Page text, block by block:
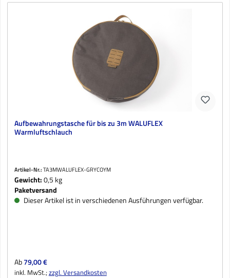
Aufbewahrungstasche für bis zu 3m WALUFLEX
Warmluftschlauch
Artikel-Nr.:TA3MWALUFLEX-GRYCOYM
Gewicht:0,5 kg
Paketversand
Dieser Artikel ist in verschiedenen Ausführungen verfügbar.
Regulärer Preis:
Ab79,00 €
inkl. MwSt.;zzgl. Versandkosten